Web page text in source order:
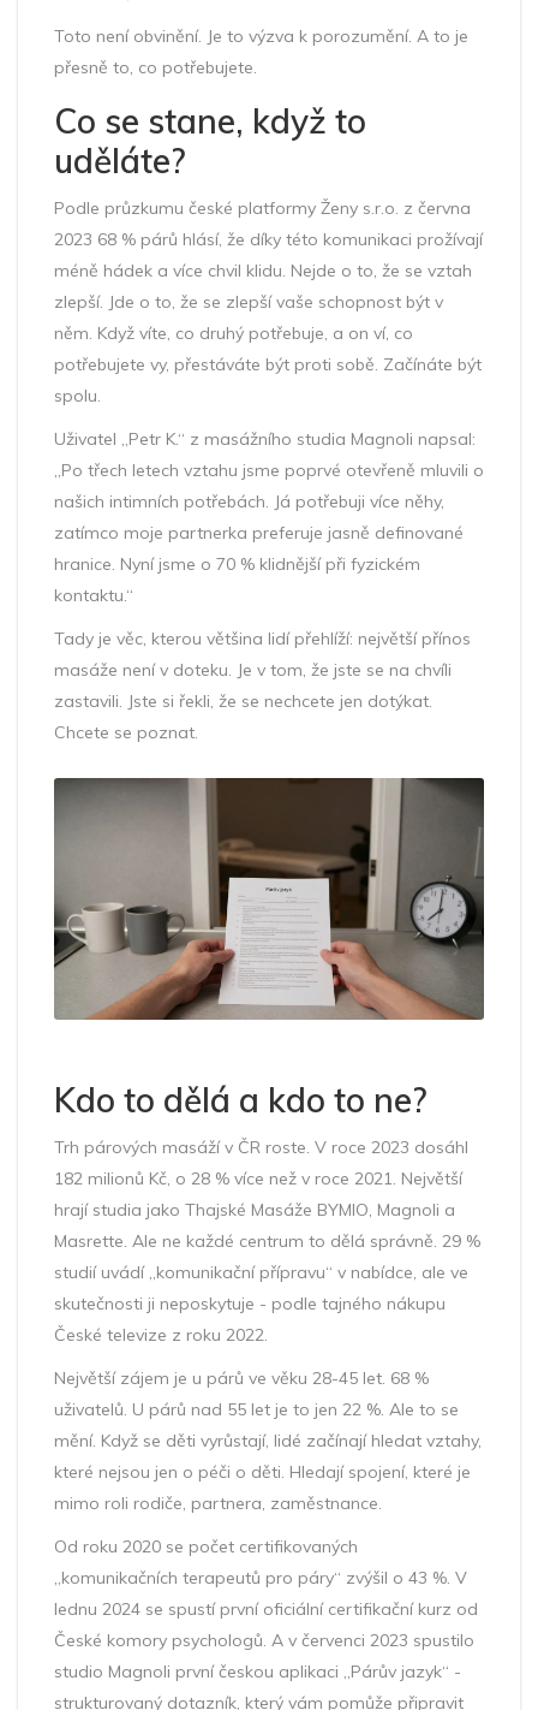
Toto není obvinění. Je to výzva k porozumění. A to je
přesně to, co potřebujete.
Co se stane, když to
uděláte?
Podle průzkumu české platformy Ženy s.r.o. z června
2023 68 % párů hlásí, že díky této komunikaci prožívají
méně hádek a více chvil klidu. Nejde o to, že se vztah
zlepší. Jde o to, že se zlepší vaše schopnost být v
něm. Když víte, co druhý potřebuje, a on ví, co
potřebujete vy, přestáváte být proti sobě. Začínáte být
spolu.
Uživatel „Petr K.“ z masážního studia Magnoli napsal:
„Po třech letech vztahu jsme poprvé otevřeně mluvili o
našich intimních potřebách. Já potřebuji více něhy,
zatímco moje partnerka preferuje jasně definované
hranice. Nyní jsme o 70 % klidnější při fyzickém
kontaktu.“
Tady je věc, kterou většina lidí přehlíží: největší přínos
masáže není v doteku. Je v tom, že jste se na chvíli
zastavili. Jste si řekli, že se nechcete jen dotýkat.
Chcete se poznat.
Kdo to dělá a kdo to ne?
Trh párových masáží v ČR roste. V roce 2023 dosáhl
182 milionů Kč, o 28 % více než v roce 2021. Největší
hrají studia jako Thajské Masáže BYMIO, Magnoli a
Masrette. Ale ne každé centrum to dělá správně. 29 %
studií uvádí „komunikační přípravu“ v nabídce, ale ve
skutečnosti ji neposkytuje - podle tajného nákupu
České televize z roku 2022.
Největší zájem je u párů ve věku 28-45 let. 68 %
uživatelů. U párů nad 55 let je to jen 22 %. Ale to se
mění. Když se děti vyrůstají, lidé začínají hledat vztahy,
které nejsou jen o péči o děti. Hledají spojení, které je
mimo roli rodiče, partnera, zaměstnance.
Od roku 2020 se počet certifikovaných
„komunikačních terapeutů pro páry“ zvýšil o 43 %. V
lednu 2024 se spustí první oficiální certifikační kurz od
České komory psychologů. A v červenci 2023 spustilo
studio Magnoli první českou aplikaci „Párův jazyk“ -
strukturovaný dotazník, který vám pomůže připravit